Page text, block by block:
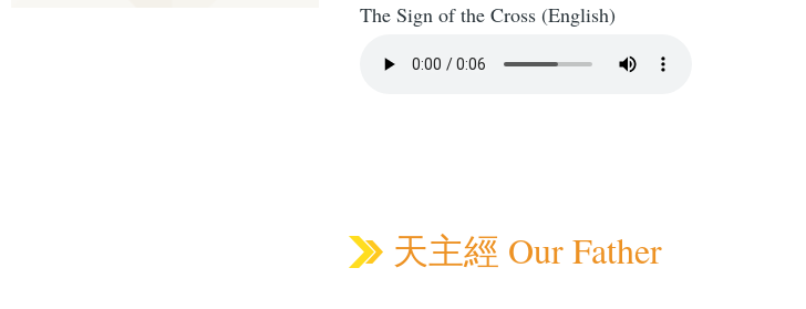
The Sign of the Cross (English)
天主經 Our Father